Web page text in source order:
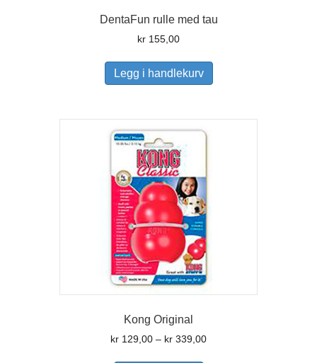
DentaFun rulle med tau
kr 155,00
Legg i handlekurv
Kong Original
kr 129,00 – kr 339,00Prisområde: